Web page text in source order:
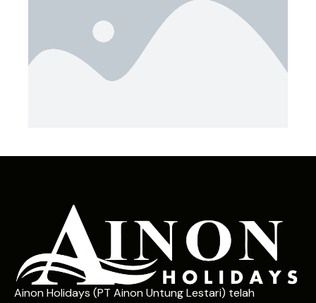
Ainon Holidays (PT Ainon Untung Lestari) telah